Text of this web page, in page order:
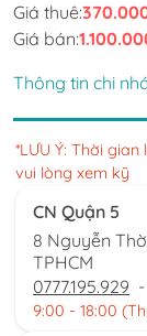
Giá thuê:
Giá bán:
Thông tin chi
*LƯU Ý: Thời
vui lòng xem kỹ
CN Quận 5
8 Nguyễn
TPHCM
0777.195.929 -
9:00 - 18:00